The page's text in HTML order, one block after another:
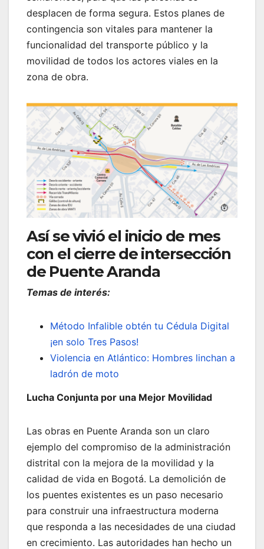
desplacen de forma segura. Estos planes de
contingencia son vitales para mantener la
funcionalidad del transporte público y la
movilidad de todos los actores viales en la
zona de obra.
Así se vivió el inicio de mes
con el cierre de intersección
de Puente Aranda
Temas de interés:
Método Infalible obtén tu Cédula Digital
¡en solo Tres Pasos!
Violencia en Atlántico: Hombres linchan a
ladrón de moto
Lucha Conjunta por una Mejor Movilidad
Las obras en Puente Aranda son un claro
ejemplo del compromiso de la administración
distrital con la mejora de la movilidad y la
calidad de vida en Bogotá. La demolición de
los puentes existentes es un paso necesario
para construir una infraestructura moderna
que responda a las necesidades de una ciudad
en crecimiento. Las autoridades han hecho un